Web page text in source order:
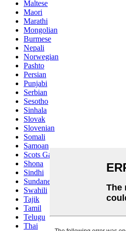
Maltese
Maori
Marathi
Mongolian
Burmese
Nepali
Norwegian
Pashto
Persian
Punjabi
Serbian
Sesotho
Sinhala
Slovak
Slovenian
Somali
Samoan
Scots Gaelic
Shona
Sindhi
Sundanese
Swahili
Tajik
Tamil
Telugu
Thai